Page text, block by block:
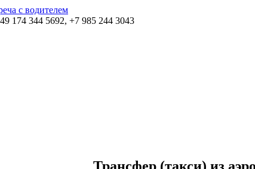
с водителем
174 344 5692, +7 985 244 3043